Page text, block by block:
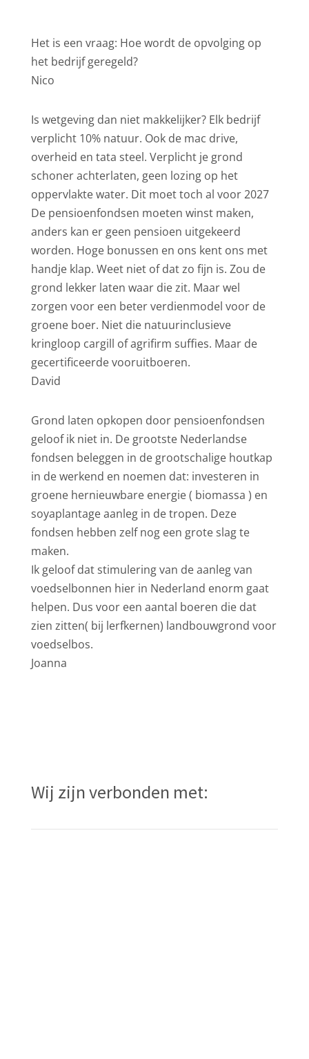
Het is een vraag: Hoe wordt de opvolging op
het bedrijf geregeld?
Nico
Is wetgeving dan niet makkelijker? Elk bedrijf
verplicht 10% natuur. Ook de mac drive,
overheid en tata steel. Verplicht je grond
schoner achterlaten, geen lozing op het
oppervlakte water. Dit moet toch al voor 2027
De pensioenfondsen moeten winst maken,
anders kan er geen pensioen uitgekeerd
worden. Hoge bonussen en ons kent ons met
handje klap. Weet niet of dat zo fijn is. Zou de
grond lekker laten waar die zit. Maar wel
zorgen voor een beter verdienmodel voor de
groene boer. Niet die natuurinclusieve
kringloop cargill of agrifirm suffies. Maar de
gecertificeerde vooruitboeren.
David
Grond laten opkopen door pensioenfondsen
geloof ik niet in. De grootste Nederlandse
fondsen beleggen in de grootschalige houtkap
in de werkend en noemen dat: investeren in
groene hernieuwbare energie ( biomassa ) en
soyaplantage aanleg in de tropen. Deze
fondsen hebben zelf nog een grote slag te
maken.
Ik geloof dat stimulering van de aanleg van
voedselbonnen hier in Nederland enorm gaat
helpen. Dus voor een aantal boeren die dat
zien zitten( bij lerfkernen) landbouwgrond voor
voedselbos.
Joanna
Wij zijn verbonden met: